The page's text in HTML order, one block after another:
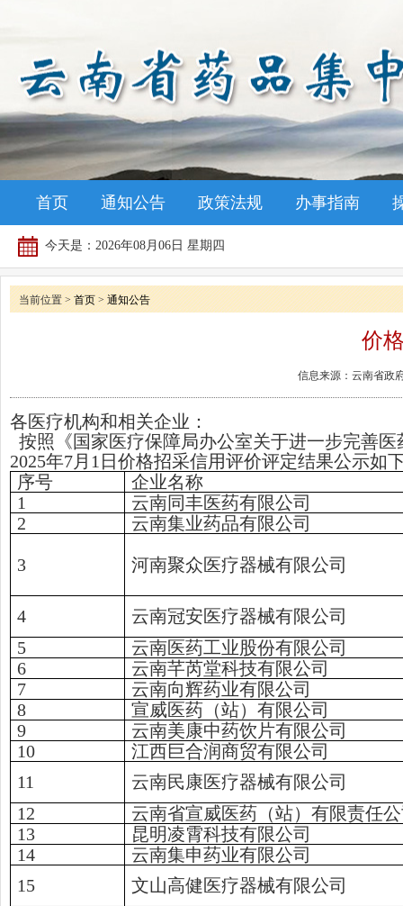
首页 通知公告 政策法规 办事指南
今天是： 2026年08月06日 星期四
当前位置 >首页>通知公告
价
信息来源：云南省政
各医疗机构和相关企业：
按照 《国家医疗保障局办公室关于进一步完善
2025年7月1日价格招采信用评价评定结果公示如
序号
企业名称
1
云南同丰医药有限公司
2
云南集业药品有限公司
3 河南聚众医疗器械有限公司
4
云南冠安医疗器械有限公司
5
云南医药工业股份有限公司
6
云南芊芮堂科技有限公司
7
云南向辉药业有限公司
8
宣威医药（站）有限公司
9
云南美康中药饮片有限公司
10
江西巨合润商贸有限公司
11
云南民康医疗器械有限公司
12
云南省宣威医药（站）有限责任
13
昆明凌霄科技有限公司
14
云南集申药业有限公司
15
文山高健医疗器械有限公司